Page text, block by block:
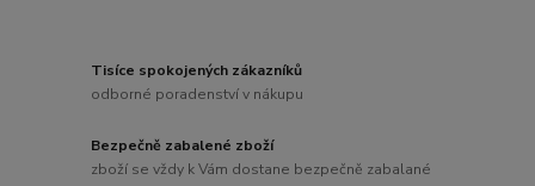
Tisíce spokojených zákazníků
odborné poradenství v nákupu
Bezpečně zabalené zboží
zboží se vždy k Vám dostane bezpečně zabalané